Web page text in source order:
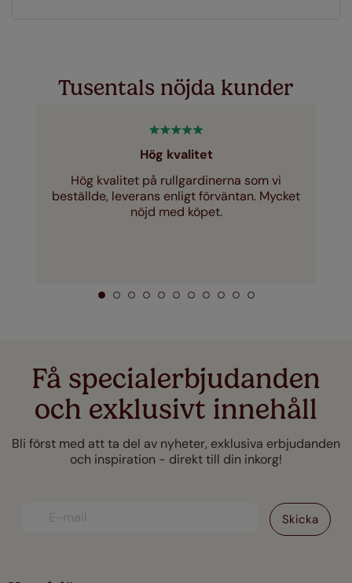
Tusentals nöjda kunder
Hög kvalitet
Hög kvalitet på rullgardinerna som vi
beställde, leverans enligt förväntan. Mycket
nöjd med köpet.
Få specialerbjudanden
och exklusivt innehåll
Bli först med att ta del av nyheter, exklusiva erbjudanden
och inspiration - direkt till din inkorg!